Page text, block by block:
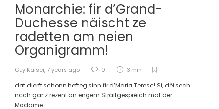
Monarchie: fir d’Grand-
Duchesse näischt ze
radetten am neien
Organigramm!
Guy Kaiser, 7 years ago 0 3 min
dat dierft schonn hefteg sinn fir d’Maria Teresa! Si, déi sech
nach ganz rezent an engem Sträitgespréich mat der
Madame...